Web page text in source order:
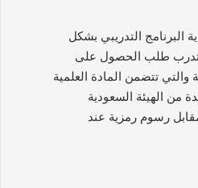
البرنامج التدريبي بشكل
طلب الحصول على
والتي تتضمن المادة العلمية
من الهيئة السعودية
رسوم رمزية عند